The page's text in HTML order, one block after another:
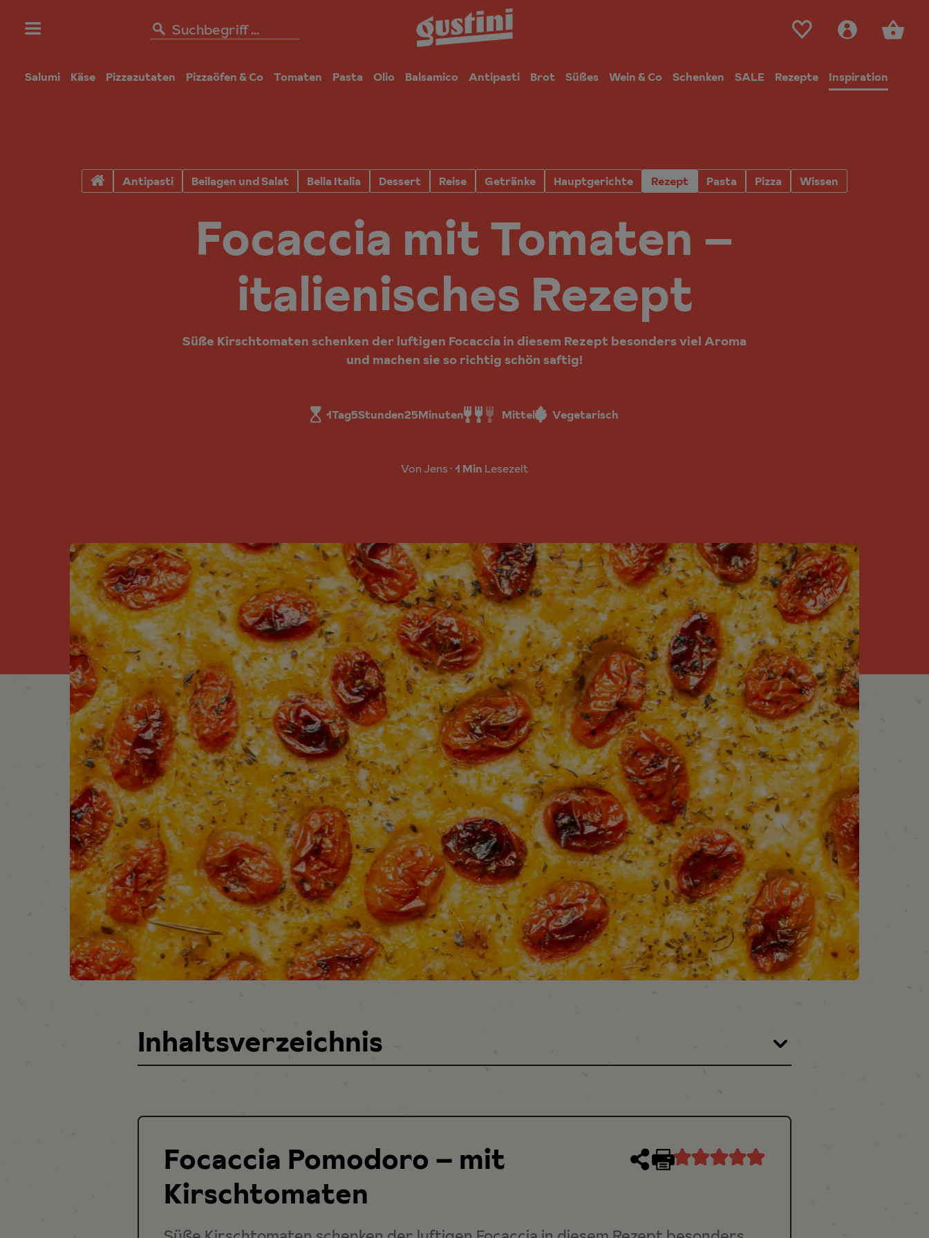
Salumi Käse Pizzazutaten Pizzaöfen & Co Tomaten Pasta Olio Balsamico Antipasti Brot Süßes Wein & Co Schenken SALE Rezepte Inspiration
Antipasti Beilagen und Salat Bella Italia Dessert Reise Getränke Hauptgerichte Rezept Pasta Pizza Wissen
Focaccia mit Tomaten –
italienisches Rezept
Süße Kirschtomaten schenken der luftigen Focaccia in diesem Rezept besonders viel Aroma
und machen sie so richtig schön saftig!
1Tag5Stunden25Minuten Mittel Vegetarisch
Von Jens 1 Min Lesezeit
Inhaltsverzeichnis
Focaccia Pomodoro – mit
Kirschtomaten
Rezept